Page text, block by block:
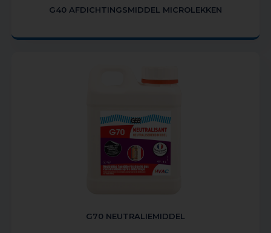
G40 AFDICHTINGSMIDDEL MICROLEKKEN
G70 NEUTRALIEMIDDEL